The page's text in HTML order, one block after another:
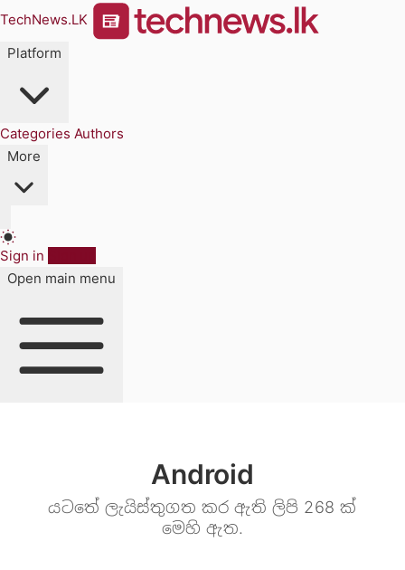
TechNews.LK
Platform
Categories Authors
More
Sign in
Open main menu
Android
යටතේ ලැයිස්තුගත කර ඇති ලිපි 268 ක්
මෙහි ඇත.